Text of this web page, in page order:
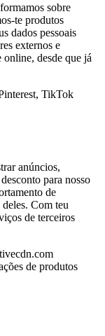
sobre
te produtos
dados pessoais
externos e
desde que já
TikTok
anúncios,
para nosso
de
Com teu
de terceiros
de produtos